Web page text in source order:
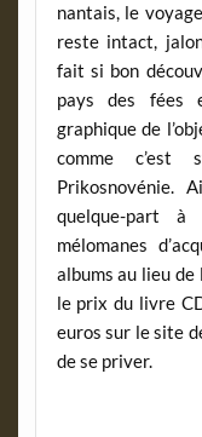
nantais, le
reste intact,
fait si bon
pays des fées
graphique de
comme c’est
Prikosnovénie.
quelque-part
mélomanes
albums au lieu
le prix du livre
euros sur le site
de se priver.